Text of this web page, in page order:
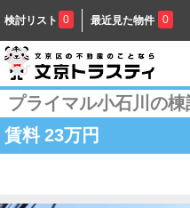
検討リスト 0 最近見た物件 0
プライマル小石川の
賃料 23万円